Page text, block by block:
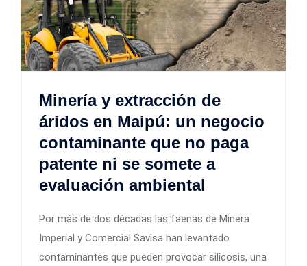
Minería y extracción de
áridos en Maipú: un negocio
contaminante que no paga
patente ni se somete a
evaluación ambiental
Por más de dos décadas las faenas de Minera
Imperial y Comercial Savisa han levantado
contaminantes que pueden provocar silicosis, una